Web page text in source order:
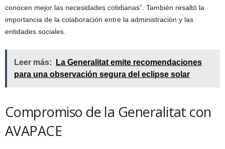
conocen mejor las necesidades cotidianas”. También resaltó la
importancia de la colaboración entre la administración y las
entidades sociales.
Leer más:
La Generalitat emite recomendaciones
para una observación segura del eclipse solar
Compromiso de la Generalitat con
AVAPACE